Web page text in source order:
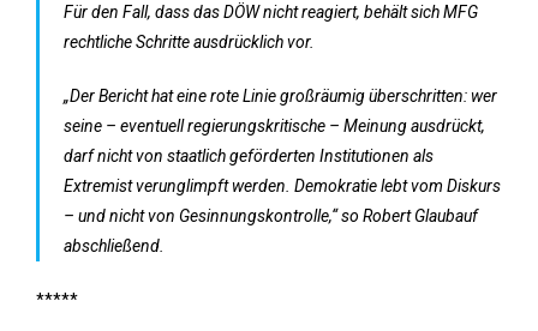
Für den Fall, dass das DÖW nicht reagiert, behält sich MFG
rechtliche Schritte ausdrücklich vor.
„Der Bericht hat eine rote Linie großräumig überschritten: wer
seine – eventuell regierungskritische – Meinung ausdrückt,
darf nicht von staatlich geförderten Institutionen als
Extremist verunglimpft werden. Demokratie lebt vom Diskurs
– und nicht von Gesinnungskontrolle,“ so Robert Glaubauf
abschließend.
*****